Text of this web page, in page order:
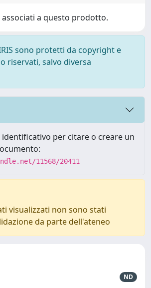
a questo prodotto.
sono protetti da copyright e
riservati, salvo diversa
per citare o creare un
11568/20411
visualizzati non sono stati
da parte dell'ateneo
ND